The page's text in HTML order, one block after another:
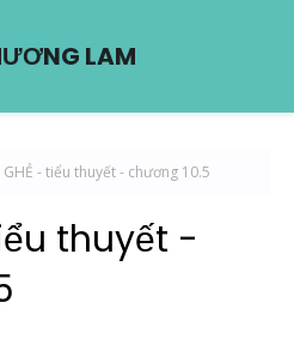
LAM
GHẺ - tiểu thuyết - chương 10.5
thuyết -